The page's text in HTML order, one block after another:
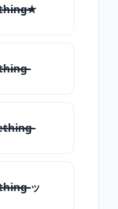
ッ